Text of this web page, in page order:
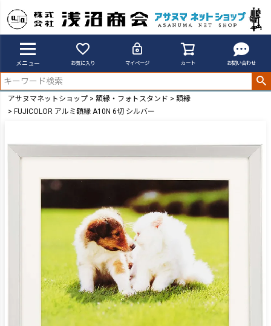
メニュー お気に入り マイページ カート お問い合わせ
アサヌマネットショップ 額縁・フォトスタンド
額縁
FUJICOLOR アルミ額縁 A10N 6切 シルバー